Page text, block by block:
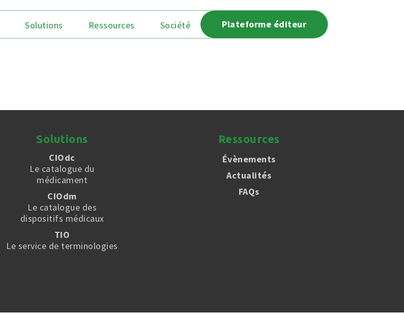
Solutions Ressources Société Plateforme éditeur
Solutions
CIOdc
Le catalogue du
médicament
CIOdm
Le catalogue des
dispositifs médicaux
TIO
Le service de terminologies
Ressources
Évènements
Actualités
FAQs